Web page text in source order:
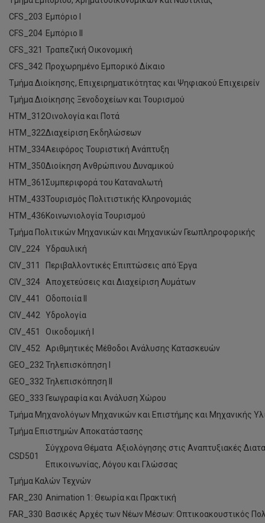
CFS_203 Εμπόριο Ι
CFS_204 Εμπόριο ΙΙ
CFS_321 Τραπεζική Οικονομική
CFS_342 Προχωρημένο Εμπορικό Δίκαιο
Τμήμα Διοίκησης, Επιχειρηματικότητας και Ψηφιακού Επιχειρείν
Τμήμα Διοίκησης Ξενοδοχείων και Τουρισμού
HTM_312Οινολογία και Ποτά
HTM_322Διαχείριση Εκδηλώσεων
HTM_334Αειφόρος Τουριστική Ανάπτυξη
HTM_350Διοίκηση Ανθρώπινου Δυναμικού
HTM_361 Συμπεριφορά του Καταναλωτή
HTM_433Τουρισμός Πολιτιστικής Κληρονομιάς
HTM_436Κοινωνιολογία Τουρισμού
Τμήμα Πολιτικών Μηχανικών και Μηχανικών Γεωπληροφορικής
CIV_224 Υδραυλική
CIV_311
Περιβαλλοντικές Επιπτώσεις από Έργα
CIV_324
Αποχετεύσεις και Διαχείριση Λυμάτων
CIV_441
Οδοποιία ΙΙ
CIV_442
Υδρολογία
CIV_451
Οικοδομική Ι
CIV_452
Αριθμητικές Μέθοδοι Ανάλυσης Κατασκευών
GEO_232 Τηλεπισκόπηση Ι
GEO_332 Τηλεπισκόπηση ΙΙ
GEO_333 Γεωγραφία και Ανάλυση Χώρου
Τμήμα Μηχανολόγων Μηχανικών και Επιστήμης και Μηχανικής
Τμήμα Επιστημών Αποκατάστασης
CSD501
Σύγχρονα Θέματα Αξιολόγησης στις Αναπτυξιακές
Επικοινωνίας, Λόγου και Γλώσσας
Τμήμα Καλών Τεχνών
FAR_230 Animation 1: Θεωρία και Πρακτική
FAR_330 Βασικές Αρχές των Νέων Μέσων: Οπτικοακουστικός